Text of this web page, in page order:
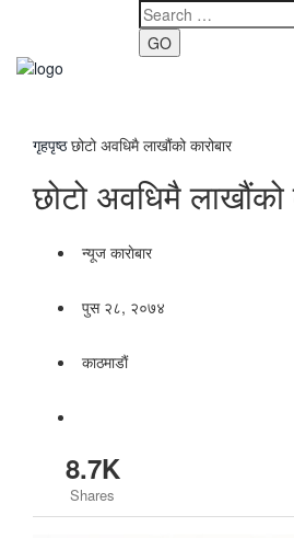
GO
गृहपृष्ठछोटो अवधिमै लाखौंको कारोबार
छोटो अवधिमै लाखौंको
न्यूज काराेबार
पुस २८, २०७४
काठमाडाैं
8.7K
Shares